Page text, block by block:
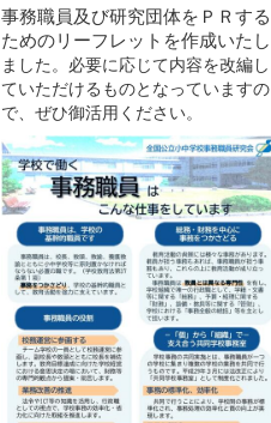
事務職員及び研究団体をＰＲする
ためのリーフレットを作成いたし
ました。必要に応じて内容を改編し
ていただけるものとなっていますの
で、ぜひ御活用ください。